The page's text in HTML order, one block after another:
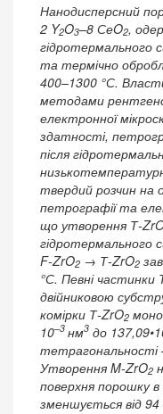
Нанодисперсний
2 Y2O3–8 СеO2,
гідротермального
та термічно
400–1300 °С.
методами
електронної
здатності,
після
твердий розчин на
петрографії та
що утворення Т-
гідротермального
F-ZrO2 → Т-ZrO2
°С. Певні частинки
двійниковою
комірки Т-ZrO2
10–3 нм3 до
тетрагональності
Утворення M-ZrO2
поверхня порошку в
зменшується від